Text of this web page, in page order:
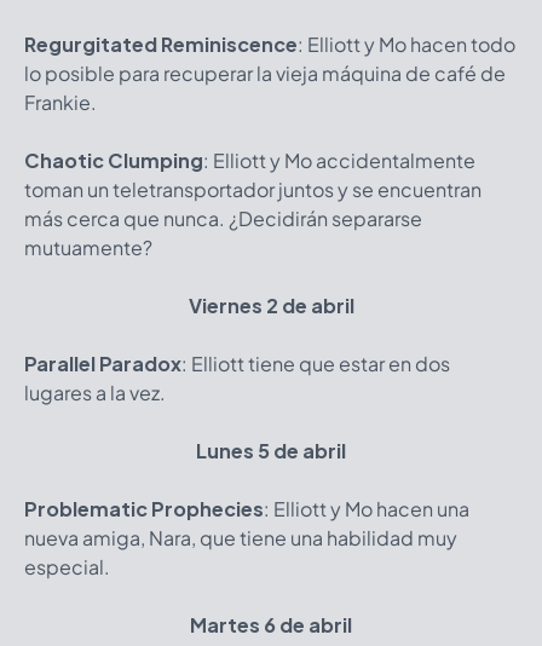
Regurgitated Reminiscence: Elliott y Mo hacen todo
lo posible para recuperar la vieja máquina de café de
Frankie.
Chaotic Clumping: Elliott y Mo accidentalmente
toman un teletransportador juntos y se encuentran
más cerca que nunca. ¿Decidirán separarse
mutuamente?
Viernes 2 de abril
Parallel Paradox: Elliott tiene que estar en dos
lugares a la vez.
Lunes 5 de abril
Problematic Prophecies: Elliott y Mo hacen una
nueva amiga, Nara, que tiene una habilidad muy
especial.
Martes 6 de abril